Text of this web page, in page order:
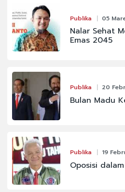
Publika 05
Nalar Sehat
Emas 2045
Publika 20
Bulan Madu
Publika 19
Oposisi